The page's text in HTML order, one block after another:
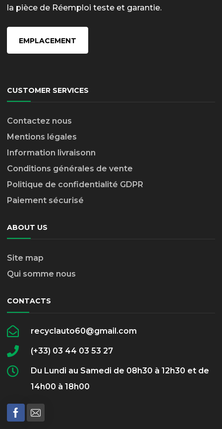
la pièce de Réemploi teste et garantie.
EMPLACEMENT
CUSTOMER SERVICES
Contactez nous
Mentions légales
Information livraisonn
Conditions générales de vente
Politique de confidentialité GDPR
Paiement sécurisé
ABOUT US
Site map
Qui somme nous
CONTACTS
recyclauto60@gmail.com
(+33) 03 44 03 53 27
Du Lundi au Samedi de 08h30 à 12h30 et de
14h00 à 18h00